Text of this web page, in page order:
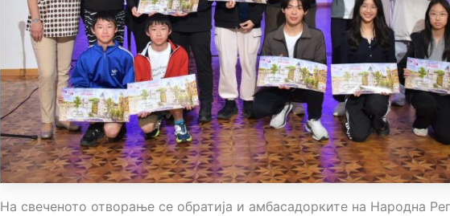
На свеченото отворање се обратија и амбасадорките на Народна